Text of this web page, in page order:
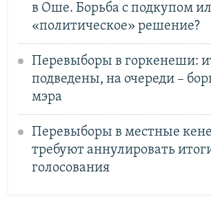
в Оше. Борьба с подкупом
«политическое» решение?
Перевыборы в горкенеши:
подведены, на очереди –
мэра
Перевыборы в местные
требуют аннулировать
голосования